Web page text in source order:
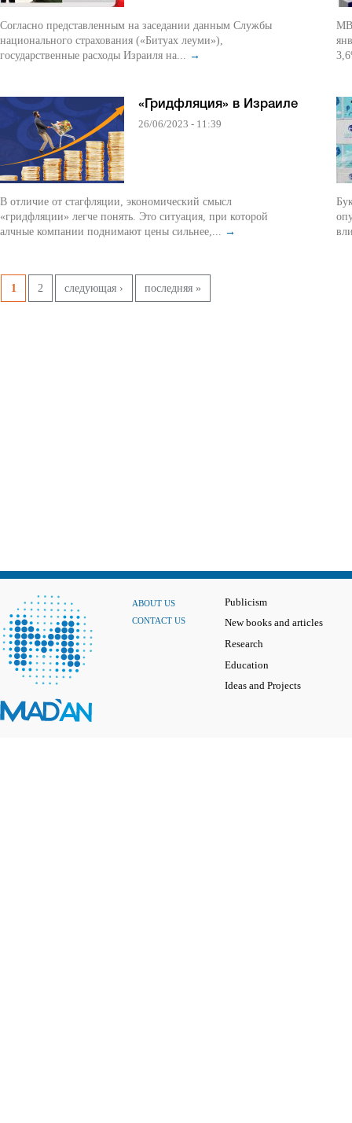
Согласно представленным на заседании данным Службы
национального страхования («Битуах леуми»),
государственные расходы Израиля на... →
«Гридфляция» в Израиле
26/06/2023 - 11:39
В отличие от стагфляции, экономический смысл
«гридфляции» легче понять. Это ситуация, при которой
алчные компании поднимают цены сильнее,... →
Pages
1 2 следующая › последняя »
ABOUT US
CONTACT US
Publicism
New books and articles
Research
Education
Ideas and Projects